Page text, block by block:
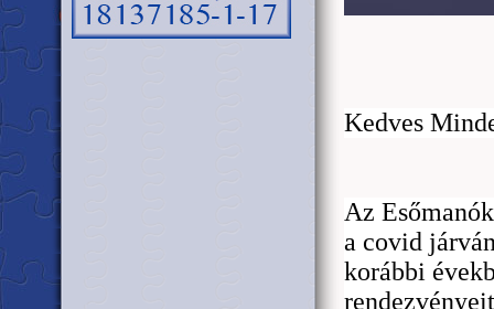
Kedves
Az Eső
a covid
korábbi